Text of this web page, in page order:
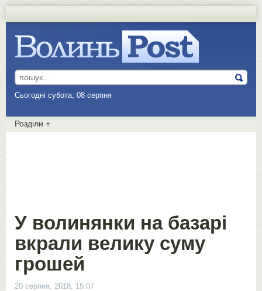
Сьогодні субота, 08 серпня
Розділи +
У волинянки на базарі
вкрали велику суму
грошей
20 серпня, 2018, 15:07